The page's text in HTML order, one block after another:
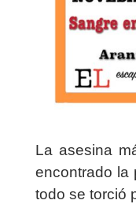
La asesina
encontrado la
todo se torció